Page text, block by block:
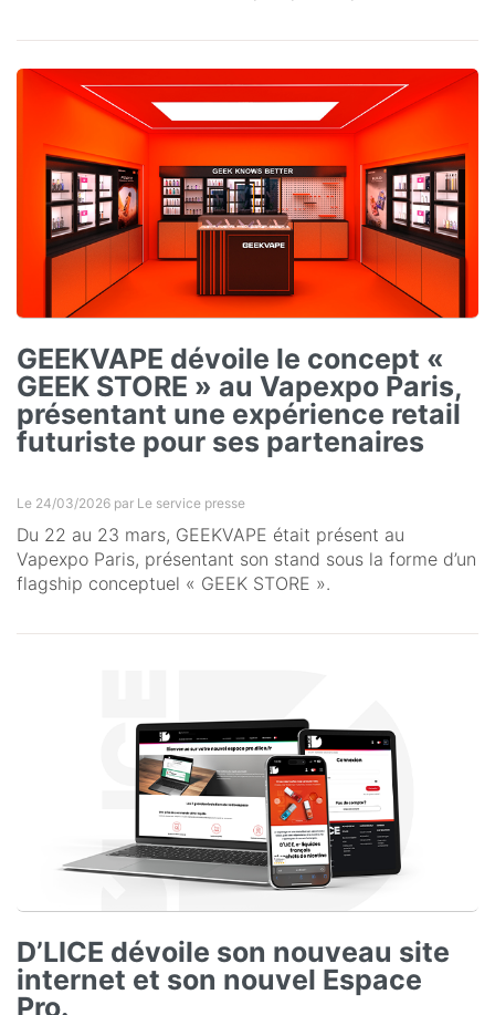
GEEKVAPE dévoile le concept «
GEEK STORE » au Vapexpo Paris,
présentant une expérience retail
futuriste pour ses partenaires
Le 24/03/2026 par Le service presse
Du 22 au 23 mars, GEEKVAPE était présent au
Vapexpo Paris, présentant son stand sous la forme d’un
flagship conceptuel « GEEK STORE ».
D’LICE dévoile son nouveau site
internet et son nouvel Espace
Pro.